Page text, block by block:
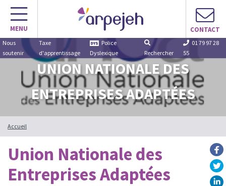
Aller
contenu
MENU CONTACT
Nous
soutenir
Taxe
d'apprentissage
Police
Dyslexique
Rechercher
01 79 97 28
55
UNION NATIONALE DES
ENTREPRISES ADAPTÉES
Accueil
Union Nationale des
Entreprises Adaptées